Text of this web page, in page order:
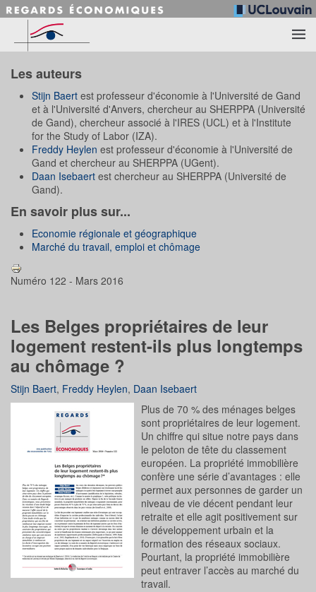
Accéder au contenu principal
Les auteurs
Stijn Baert est professeur d'économie à l'Université de Gand
et à l'Université d'Anvers, chercheur au SHERPPA (Université
de Gand), chercheur associé à l'IRES (UCL) et à l'Institute
for the Study of Labor (IZA).
Freddy Heylen est professeur d'économie à l'Université de
Gand et chercheur au SHERPPA (UGent).
Daan Isebaert est chercheur au SHERPPA (Université de
Gand).
En savoir plus sur...
Economie régionale et géographique
Marché du travail, emploi et chômage
Numéro 122 - Mars 2016
Les Belges propriétaires de leur
logement restent-ils plus longtemps
au chômage ?
Stijn Baert, Freddy Heylen, Daan Isebaert
Plus de 70 % des ménages belges
sont propriétaires de leur logement.
Un chiffre qui situe notre pays dans
le peloton de tête du classement
européen. La propriété immobilière
confère une série d’avantages : elle
permet aux personnes de garder un
niveau de vie décent pendant leur
retraite et elle agit positivement sur
le développement urbain et la
formation des réseaux sociaux.
Pourtant, la propriété immobilière
peut entraver l’accès au marché du
travail.